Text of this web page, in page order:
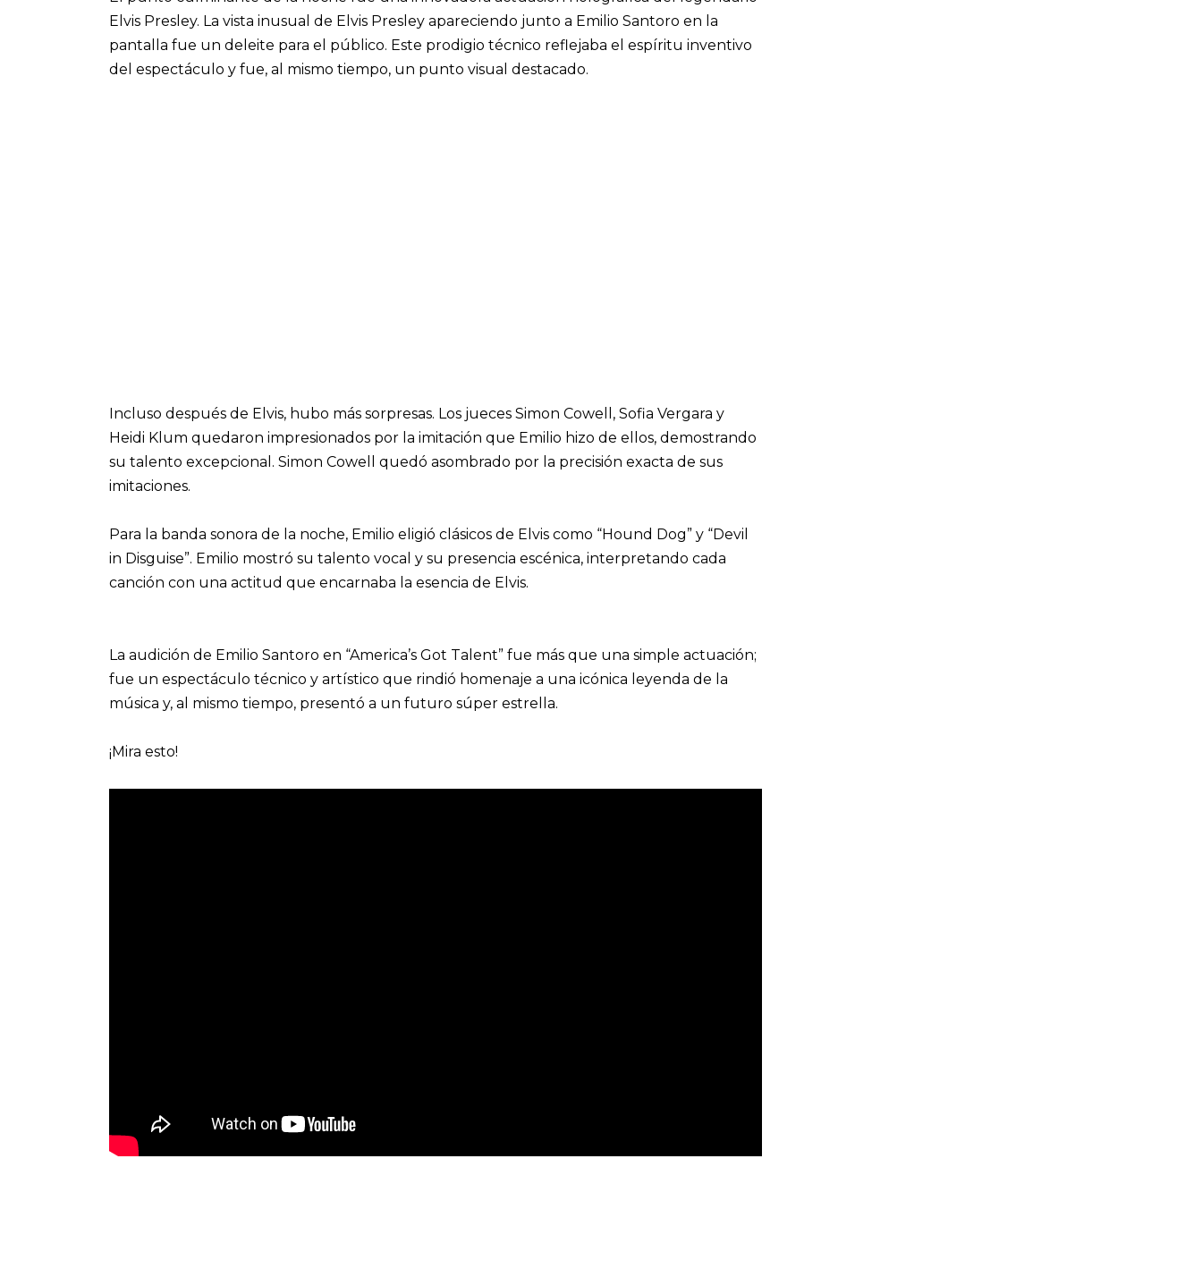
Elvis Presley. La vista inusual de Elvis Presley apareciendo junto a Emilio Santoro en la
pantalla fue un deleite para el público. Este prodigio técnico reflejaba el espíritu inventivo
del espectáculo y fue, al mismo tiempo, un punto visual destacado.
Incluso después de Elvis, hubo más sorpresas. Los jueces Simon Cowell, Sofia Vergara y
Heidi Klum quedaron impresionados por la imitación que Emilio hizo de ellos, demostrando
su talento excepcional. Simon Cowell quedó asombrado por la precisión exacta de sus
imitaciones.
Para la banda sonora de la noche, Emilio eligió clásicos de Elvis como “Hound Dog” y “Devil
in Disguise”. Emilio mostró su talento vocal y su presencia escénica, interpretando cada
canción con una actitud que encarnaba la esencia de Elvis.
La audición de Emilio Santoro en “America’s Got Talent” fue más que una simple actuación;
fue un espectáculo técnico y artístico que rindió homenaje a una icónica leyenda de la
música y, al mismo tiempo, presentó a un futuro súper estrella.
¡Mira esto!